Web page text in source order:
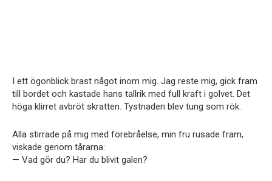
I ett ögonblick brast något inom mig. Jag reste mig, gick fram
till bordet och kastade hans tallrik med full kraft i golvet. Det
höga klirret avbröt skratten. Tystnaden blev tung som rök.
Alla stirrade på mig med förebråelse, min fru rusade fram,
viskade genom tårarna:
— Vad gör du? Har du blivit galen?